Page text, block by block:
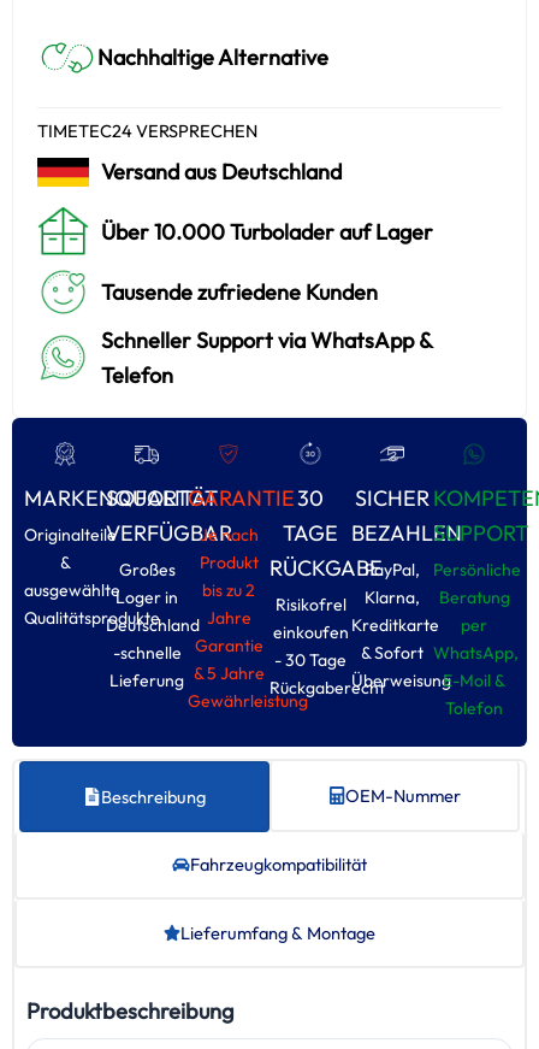
Nachhaltige Alternative
TIMETEC24 VERSPRECHEN
Versand aus Deutschland
Über 10.000 Turbolader auf Lager
Tausende zufriedene Kunden
Schneller Support via WhatsApp &
Telefon
MARKENQUALITÄT
Originalteile
&
ausgewählte
Qualitätsprodukte
SOFORT
VERFÜGBAR
Großes
Loger in
Deutschland
-schnelle
Lieferung
GARANTIE
Je nach
Produkt
bis zu 2
Jahre
Garantie
& 5 Jahre
Gewährleistung
30
TAGE
RÜCKGABE
Risikofrel
einkoufen
- 30 Tage
Rückgaberecht
SICHER
BEZAHLEN
PayPal,
Klarna,
Kreditkarte
& Sofort
Überweisung
SUPPORT
Persönliche
Beratung
per
WhatsApp,
E-Moil &
Tolefon
Beschreibung OEM-Nummer
Fahrzeug­kompatibilität
Lieferumfang & Montage
Produktbeschreibung